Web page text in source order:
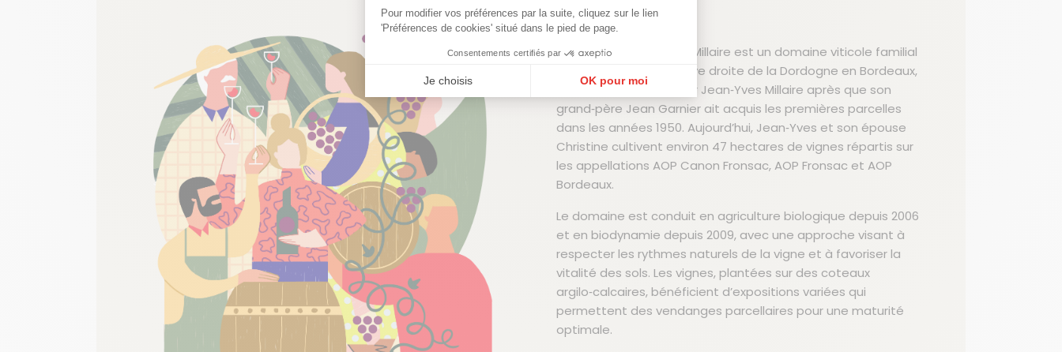
Pour modifier vos préférences par la suite, cliquez sur le lien
'Préférences de cookies' situé dans le pied de page.
Consentements certifiés par
Je choisis OK pour moi
Axeptio consent
Plateforme de Gestion du Consentement : Personnalisez vos Options
Notre plateforme vous permet d'adapter et de gérer vos paramètres de confidentialité, en garantissant la conformité avec les réglementations.
Bordeaux | France
Le Domaine Jean‑Yves Millaire est un domaine viticole familial
situé à Fronsac, sur la rive droite de la Dordogne en Bordeaux,
exploité depuis 1998 par Jean‑Yves Millaire après que son
grand‑père Jean Garnier ait acquis les premières parcelles
dans les années 1950. Aujourd’hui, Jean‑Yves et son épouse
Christine cultivent environ 47 hectares de vignes répartis sur
les appellations AOP Canon Fronsac, AOP Fronsac et AOP
Bordeaux.
Le domaine est conduit en agriculture biologique depuis 2006
et en biodynamie depuis 2009, avec une approche visant à
respecter les rythmes naturels de la vigne et à favoriser la
vitalité des sols. Les vignes, plantées sur des coteaux
argilo‑calcaires, bénéficient d’expositions variées qui
permettent des vendanges parcellaires pour une maturité
optimale.